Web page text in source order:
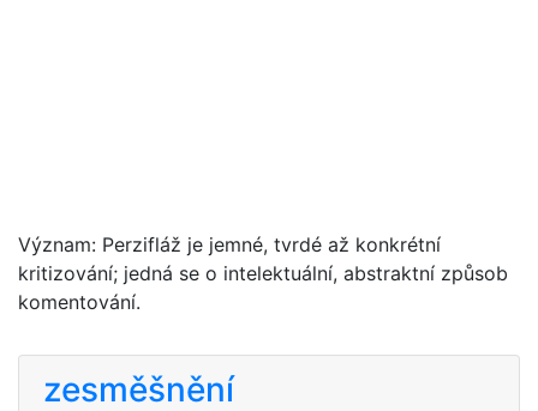
Význam: Perzifláž je jemné, tvrdé až konkrétní
kritizování; jedná se o intelektuální, abstraktní způsob
komentování.
zesměšnění